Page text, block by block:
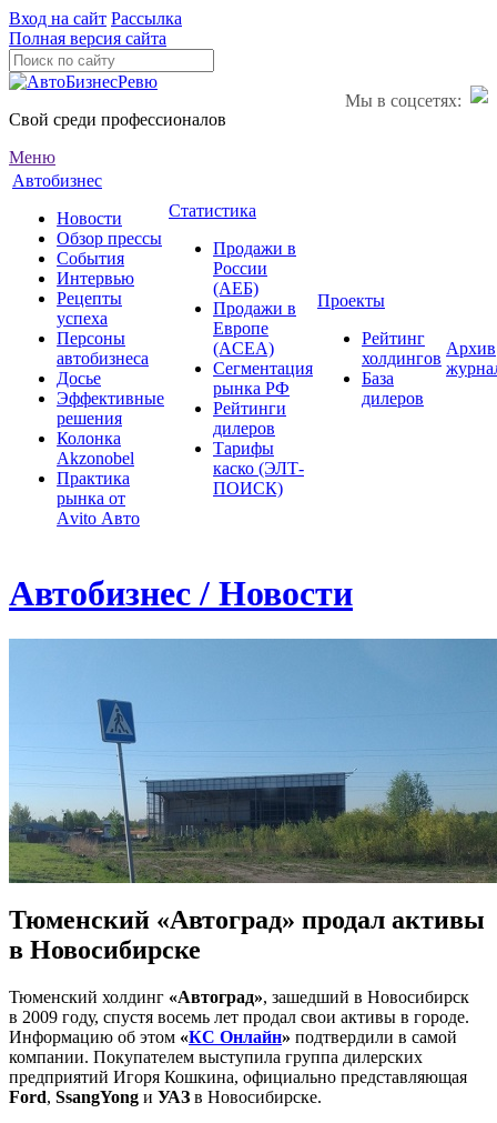
Вход на сайт Рассылка
Полная версия сайта
Мы в соцсетях:
Свой среди профессионалов
Меню
Автобизнес
Новости
Обзор прессы
События
Интервью
Рецепты
успеха
Персоны
автобизнеса
Досье
Эффективные
решения
Колонка
Akzonobel
Практика
рынка от
Аvito Авто
Статистика
Продажи в
России
(АЕБ)
Продажи в
Европе
(ACEA)
Сегментация
рынка РФ
Рейтинги
дилеров
Тарифы
каско (ЭЛТ-
ПОИСК)
Проекты
Рейтинг
холдингов
База
дилеров
Архив
Автобизнес / Новости
Тюменский «Автоград» продал активы
в Новосибирске
Тюменский холдинг «Автоград», зашедший в Новосибирск
в 2009 году, спустя восемь лет продал свои активы в городе.
Информацию об этом «КС Онлайн» подтвердили в самой
компании. Покупателем выступила группа дилерских
предприятий Игоря Кошкина, официально представляющая
Ford, SsangYong и УАЗ в Новосибирске.